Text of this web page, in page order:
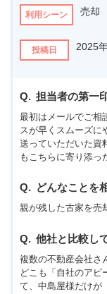
利用シーン 売却
投稿日 2025
担当者の第一
最初はメールでご相
スが早くスムーズに
送っていただいた資
もこちらに寄り添っ
どんなことを
親が残した古家を売
他社と比較し
複数の不動産会社さ
どこも「自社のアピ
て、中島屋様だけが